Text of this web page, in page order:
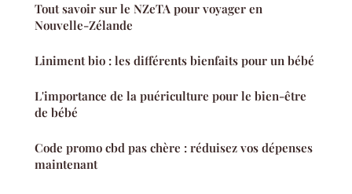
Tout savoir sur le NZeTA pour voyager en
Nouvelle-Zélande
Liniment bio : les différents bienfaits pour un bébé
L'importance de la puériculture pour le bien-être
de bébé
Code promo cbd pas chère : réduisez vos dépenses
maintenant